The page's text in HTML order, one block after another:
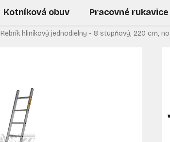
Kotníková obuv Pracovné rukavice
Rebrík hliníkový jednodielny - 8 stupňový, 220 cm,